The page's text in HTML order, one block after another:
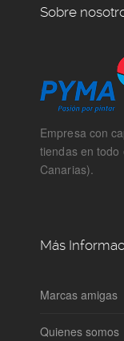
Sobre
Empresa con
tiendas en todo
Canarias).
Más
Marcas amigas
Quienes somos